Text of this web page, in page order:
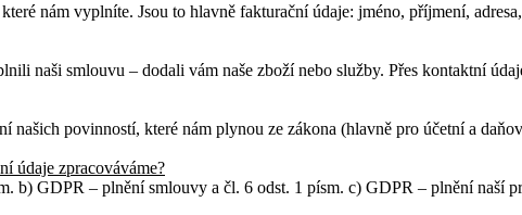
nám vyplníte. Jsou to hlavně fakturační údaje: jméno, příjmení,
naši smlouvu – dodali vám naše zboží nebo služby. Přes kontaktní
našich povinností, které nám plynou ze zákona (hlavně pro účetní a
údaje zpracováváme?
b) GDPR – plnění smlouvy a čl. 6 odst. 1 písm. c) GDPR – plnění naší